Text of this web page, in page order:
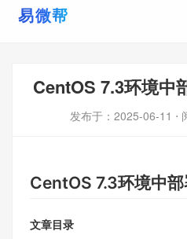
CentOS 7.3环境中
发布于： 2025-06-11 ⋅
CentOS 7.3环境中
文章目录